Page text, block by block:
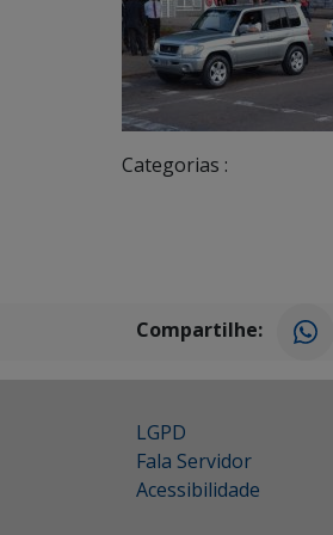
Categorias :
Compartilhe:
LGPD
Fala Servidor
Acessibilidade